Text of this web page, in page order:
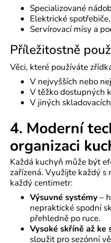
Specializované
Elektrické
Servírovací mísy a
Příležitostně
Věci, které používáte
V nejvyšších nebo
V těžko dostupných
V jiných
4. Moderní
organizaci
Každá kuchyň může být
zařízená. Využijte každý
každý centimetr:
Výsuvné systémy–
nepraktické spodní
přehledně po ruce.
Vysoké skříně až ke
sloužit pro sezónní